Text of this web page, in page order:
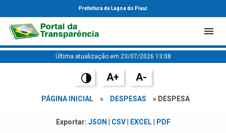
Prefeitura de Lagoa do Piauí
Última atualização em 23/07/2026 13:08
A+ A-
PÁGINA INICIAL » DESPESAS » DESPESA
Exportar: JSON CSV| EXCEL| PDF